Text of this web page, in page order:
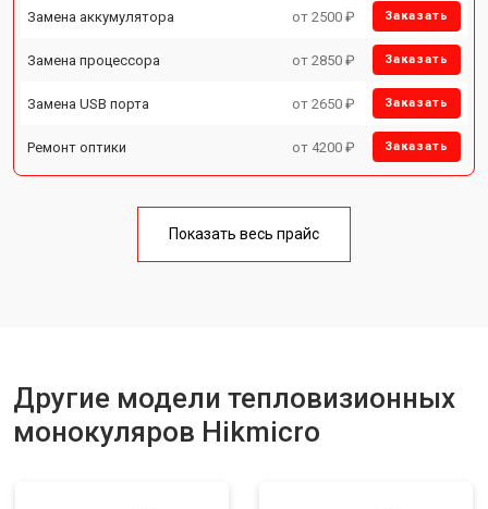
Замена аккумулятора от 2500 ₽ Заказать
Замена процессора от 2850 ₽ Заказать
Замена USB порта от 2650 ₽ Заказать
Ремонт оптики от 4200 ₽ Заказать
Показать весь прайс
Другие модели тепловизионных
монокуляров Hikmicro